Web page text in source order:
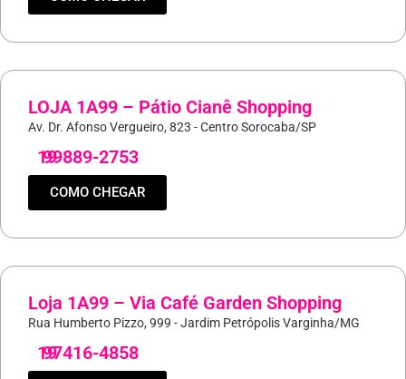
LOJA 1A99 – Pátio Cianê Shopping
Av. Dr. Afonso Vergueiro, 823 - Centro Sorocaba/SP
19
99889-2753
COMO CHEGAR
Loja 1A99 – Via Café Garden Shopping
Rua Humberto Pizzo, 999 - Jardim Petrópolis Varginha/MG
19
97416-4858